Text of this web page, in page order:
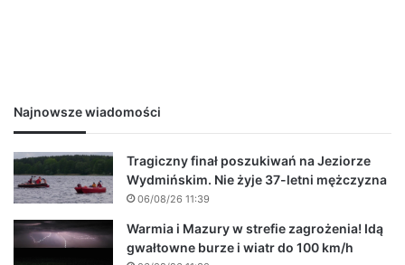
Najnowsze wiadomości
Tragiczny finał poszukiwań na Jeziorze
Wydmińskim. Nie żyje 37-letni mężczyzna
06/08/26 11:39
Warmia i Mazury w strefie zagrożenia! Idą
gwałtowne burze i wiatr do 100 km/h